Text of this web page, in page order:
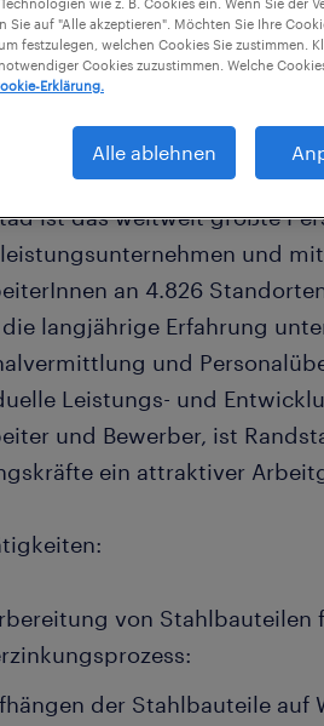
ist das weltweit größte
und
an 4.826
langjährige Erfahrung
und
Leistungs- und
und Bewerber, ist
ein attraktiver
von Stahlbauteilen
der Stahlbauteile auf
auf "Alle akzeptieren". Möchten Sie Ihre
festzulegen, welchen Cookies Sie zustimmen.
Cookies zuzustimmen. Welche
Erklärung.
Alle ablehnen